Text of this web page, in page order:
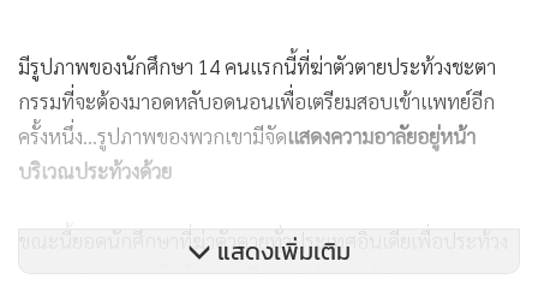
มีรูปภาพของนักศึกษา 14 คนแรกนี้ที่ฆ่าตัวตายประท้วงชะตา
กรรมที่จะต้องมาอดหลับอดนอนเพื่อเตรียมสอบเข้าแพทย์อีก
ครั้งหนึ่ง...รูปภาพของพวกเขามีจัดแสดงความอาลัยอยู่หน้า
บริเวณประท้วงด้วย
ขณะนี้ยอดนักศึกษาที่ฆ่าตัวตายทั่วประเทศอินเดียเพื่อประท้วง
การประกาศสอบเป็นโมฆะสูงถึง 20 กว่าคนแล้ว
แสดงเพิ่มเติม